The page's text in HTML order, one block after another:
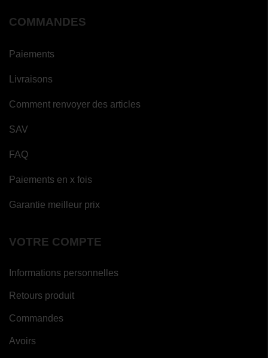
COMMANDES
Paiements
Livraisons
Comment renvoyer des articles
SAV
FAQ
Paiements en x fois
Garantie meilleur prix
VOTRE COMPTE
Informations personnelles
Retours produit
Commandes
Avoirs